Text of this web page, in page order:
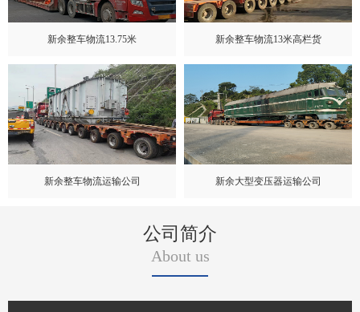
新余整车物流13.75米 新余整车物流13米高栏货
新余整车物流运输公司 新余大型变压器运输公司
公司简介
About us